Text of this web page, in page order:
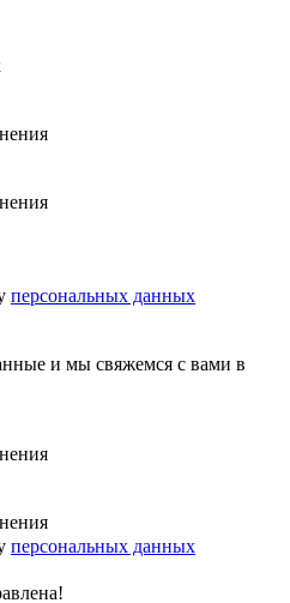
персональных данных
и мы свяжемся с вами в
персональных данных